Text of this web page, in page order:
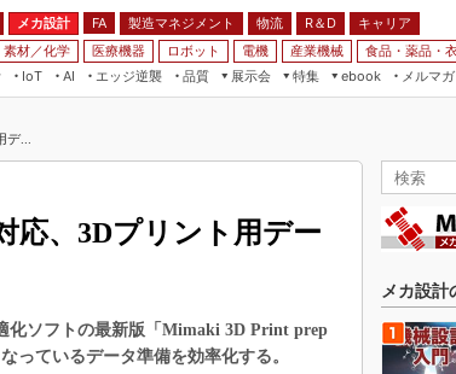
メカ設計 FA 製造マネジメント 物流 R＆D
キャリア
素材／化学 医療機器 ロボット 電機 産業機械 食品・薬品・
IoT
AI
エッジ逆襲 品質
展示会
FRONTIER
特集
フィールドサービス
組み込み画像技術
組み込みモデリング
ebook
モビリティ
メルマガ
...
応、3Dプリント用デー
化ソフトの最新版「Mimaki 3D Print prep
っているデータ準備を効率化する。
メカ設計